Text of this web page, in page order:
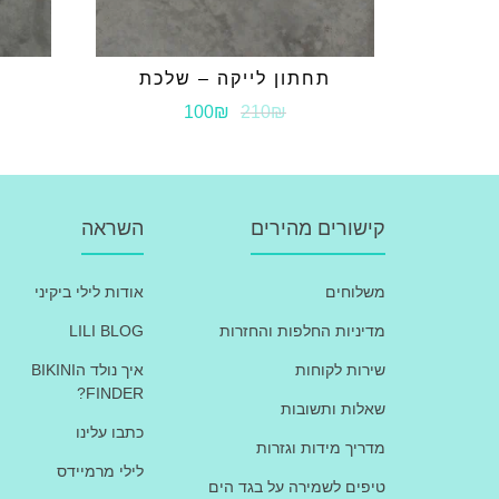
תחתון לייקה – שלכת
210₪
100₪
קישורים מהירים
משלוחים
מדיניות החלפות והחזרות
שירות לקוחות
שאלות ותשובות
מדריך מידות וגזרות
טיפים לשמירה על בגד הים
השראה
אודות לילי ביקיני
LILI BLOG
איך נולד הBIKINI
FINDER?
כתבו עלינו
לילי מרמיידס